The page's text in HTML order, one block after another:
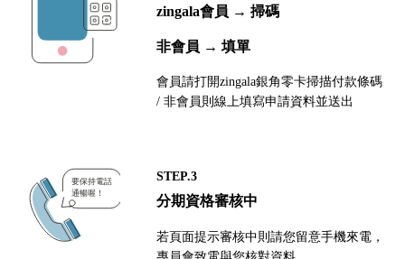
zingala會員 → 掃碼
非會員 → 填單
會員請打開zingala銀角零卡掃描付款條碼
/ 非會員則線上填寫申請資料並送出
STEP.3
分期資格審核中
若頁面提示審核中則請您留意手機來電，
專員會致電與您核對資料